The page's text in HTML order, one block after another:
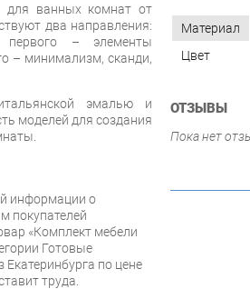
для ванных комнат от
два направления:
первого – элементы
– минимализм, сканди,
эмалью и
моделей для создания
информации о
покупателей
«Комплект мебели
Готовые
по цене
труда.
Материал
Цвет
ОТЗЫВЫ
Пока нет